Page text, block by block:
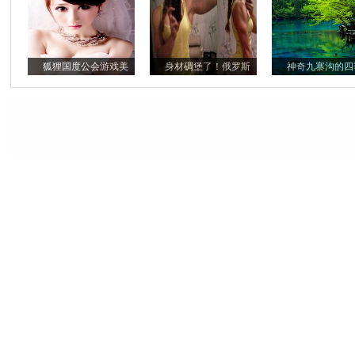
狐狸国度公会游戏美 身材碉堡了！俄罗斯 神奇九寨沟的